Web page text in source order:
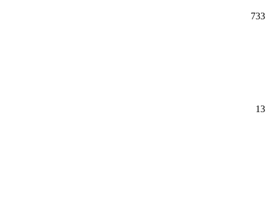
733
13